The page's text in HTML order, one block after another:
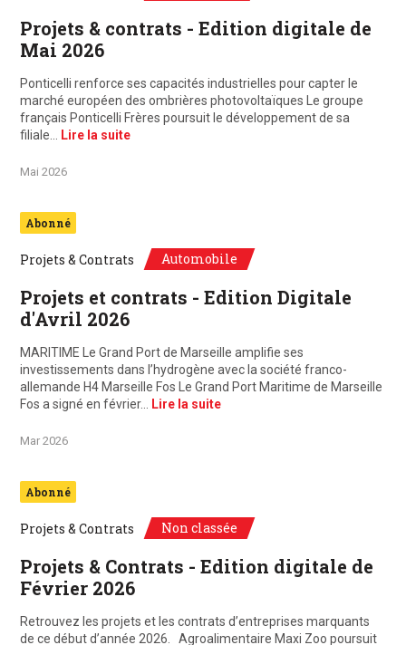
Projets & contrats - Edition digitale de
Mai 2026
Ponticelli renforce ses capacités industrielles pour capter le
marché européen des ombrières photovoltaïques Le groupe
français Ponticelli Frères poursuit le développement de sa
filiale…
Lire la suite
Mai 2026
Abonné
Projets & Contrats Automobile
Projets et contrats - Edition Digitale
d'Avril 2026
MARITIME Le Grand Port de Marseille amplifie ses
investissements dans l’hydrogène avec la société franco-
allemande H4 Marseille Fos Le Grand Port Maritime de Marseille
Fos a signé en février…
Lire la suite
Mar 2026
Abonné
Projets & Contrats Non classée
Projets & Contrats - Edition digitale de
Février 2026
Retrouvez les projets et les contrats d’entreprises marquants
de ce début d’année 2026. Agroalimentaire Maxi Zoo poursuit